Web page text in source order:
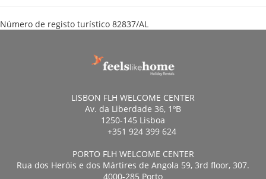
Número de registo turístico 82837/AL
LISBON FLH WELCOME CENTER
Av. da Liberdade 36, 1ºB
1250-145 Lisboa
+351 924 399 624
PORTO FLH WELCOME CENTER
Rua dos Heróis e dos Mártires de Angola 59, 3rd floor, 307.
4000-285 Porto